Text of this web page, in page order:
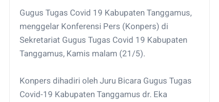
Gugus Tugas Covid 19 Kabupaten Tanggamus,
menggelar Konferensi Pers (Konpers) di
Sekretariat Gugus Tugas Covid 19 Kabupaten
Tanggamus, Kamis malam (21/5).
Konpers dihadiri oleh Juru Bicara Gugus Tugas
Covid-19 Kabupaten Tanggamus dr. Eka